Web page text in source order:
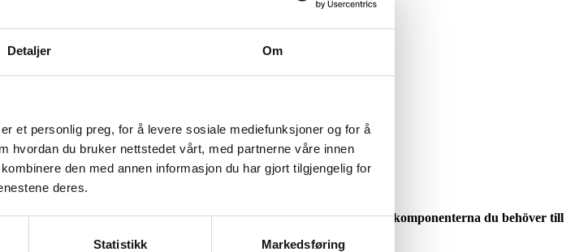
Detaljer Om
et personlig preg, for å levere sosiale mediefunksjoner og for å
hvordan du bruker nettstedet vårt, med partnerne våre innen
den med annen informasjon du har gjort tilgjengelig for
deres.
Statistikk Markedsføring
I vår webbshop kan du smidigt och enkelt beställa komponenterna du behöver till